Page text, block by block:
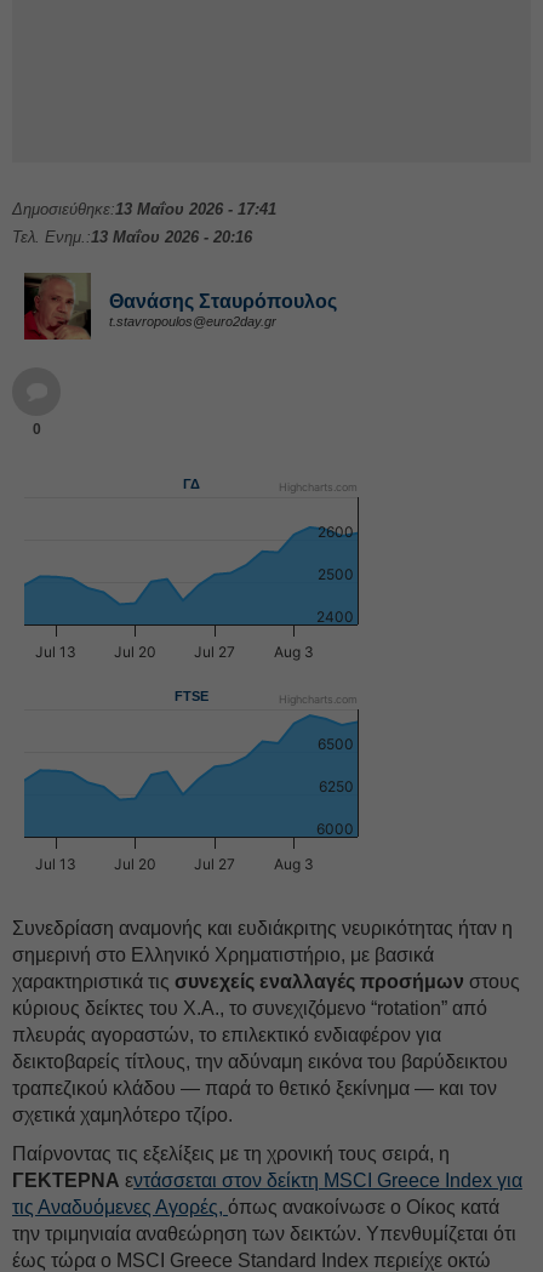
Δημοσιεύθηκε:13 Μαΐου 2026 - 17:41
Τελ. Ενημ.:13 Μαΐου 2026 - 20:16
Θανάσης Σταυρόπουλος
t.stavropoulos@euro2day.gr
0
ΓΔ
Jul 13 Jul 20 Jul 27 Aug 3
2400
2500
2600
Highcharts.com
FTSE
Jul 13 Jul 20 Jul 27 Aug 3
6000
6250
6500
Highcharts.com
Συνεδρίαση αναμονής και ευδιάκριτης νευρικότητας ήταν η
σημερινή στο Ελληνικό Χρηματιστήριο, με βασικά
χαρακτηριστικά τις συνεχείς εναλλαγές προσήμων στους
κύριους δείκτες του Χ.Α., το συνεχιζόμενο “rotation” από
πλευράς αγοραστών, το επιλεκτικό ενδιαφέρον για
δεικτοβαρείς τίτλους, την αδύναμη εικόνα του βαρύδεικτου
τραπεζικού κλάδου — παρά το θετικό ξεκίνημα — και τον
σχετικά χαμηλότερο τζίρο.
Παίρνοντας τις εξελίξεις με τη χρονική τους σειρά, η
ΓΕΚΤΕΡΝΑ εντάσσεται στον δείκτη MSCI Greece Index για
τις Αναδυόμενες Αγορές, όπως ανακοίνωσε ο Οίκος κατά
την τριμηνιαία αναθεώρηση των δεικτών. Υπενθυμίζεται ότι
έως τώρα ο MSCI Greece Standard Index περιείχε οκτώ